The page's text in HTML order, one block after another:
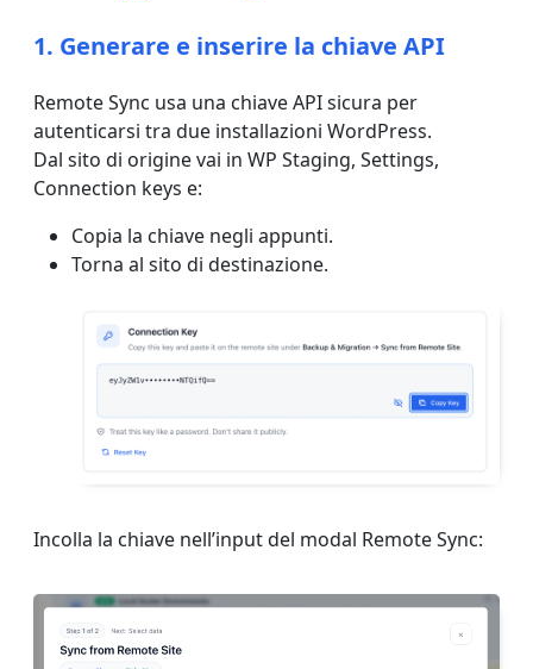
1. Generare e inserire la chiave API
Remote Sync usa una chiave API sicura per
autenticarsi tra due installazioni WordPress.
Dal sito di origine vai in WP Staging, Settings,
Connection keys e:
Copia la chiave negli appunti.
Torna al sito di destinazione.
Incolla la chiave nell’input del modal Remote Sync: